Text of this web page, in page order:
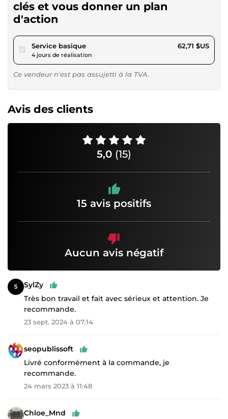
clés et vous donner un plan
d'action
Service basiquepour 57,79 $US
4 jours de réalisation
62,71 $US
Ce vendeur n’est pas assujetti à la TVA.
Avis des clients
5,0 (15)
15 avis positifs
Aucun avis négatif
SylZy
Très bon travail et fait avec sérieux et attention. Je
recommande.
23 sept. 2024 à 07:14
seopublissoft
Livré conformément à la commande, je
recommande.
24 mars 2023 à 11:48
Chloe_Mnd